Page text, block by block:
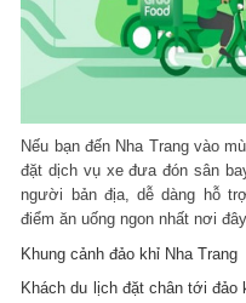
Nếu bạn đến Nha Trang vào
đặt dịch vụ xe đưa đón sân
người bản địa, dễ dàng hỗ
điểm ăn uống ngon nhất nơi đây.
Khung cảnh đảo khỉ Nha Trang
Khách du lịch đặt chân tới đảo